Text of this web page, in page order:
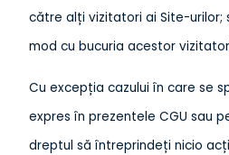
către alți vizitatori ai Site-urilor;
mod cu bucuria acestor
Cu excepția cazului în care se
expres în prezentele CGU sau
dreptul să întreprindeți nicio